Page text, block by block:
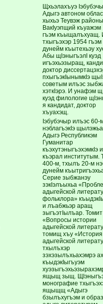
Щхьэлахъуэ
Адыгэ автоном
хыхьэ Теувэж
ВакIуэпщий къуажэм
гъэм къыщалъхуащ.
тхыгъэхэр 1954 гъэм
дунейм къытехьэу
Абы щIэныгъэлI куэд
игъэхьэзыращ,
доктор
пхыгъэкIынымкIэ
советым илъэс
хэткIэрэ. И унафэм
куэд филологие
я кандидат, доктор
хъуахэщ.
Iэбубэчыр илъэс 60-
нэблагъэкIэ
Адыгэ Республикэм
Гуманитар
къэхутэныгъэхэмкIэ и
къэрал институтым.
400-м, тхылъ 20-м
дунейм
Серие зыбжанэу
зэкIэлъыхьа
адыгейской
фольклора»
и лъабжьэр аращ
зыгъэтIылъар.
«Вопросы истории
адыгейской
томищ хъу «История
адыгейской
тхылъхэр
зэхэзылъхьахэмрэ
къыдэкIыгъуэм
ящыщ зыщ.
монографие
ящыщщ «Адыгэ
бзылъхугъэм и